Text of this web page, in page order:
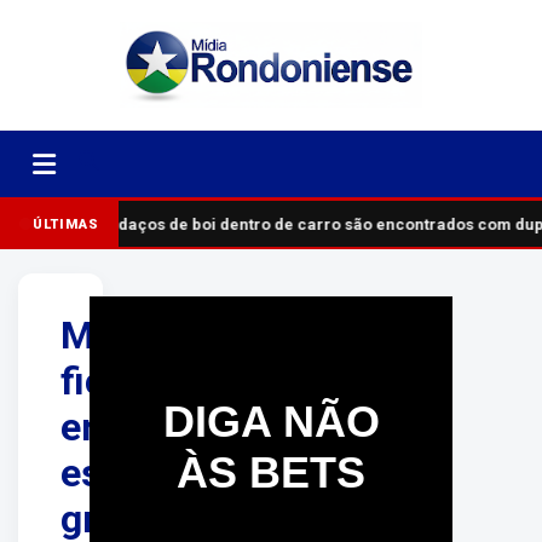
ÚLTIMASPedaços de boi dentro de carro são encontrados com
Motociclista
fica
em
estado
grave
DIGA NÃO
ÀS BETS